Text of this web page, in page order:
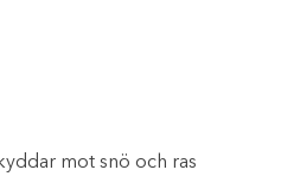
mot snö och ras